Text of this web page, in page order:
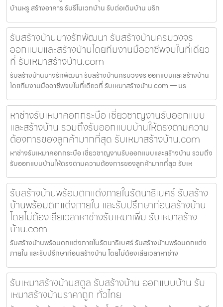
บ้านหรู สร้างอาคาร รับรีโนเวทบ้าน รับต่อเติมบ้าน บริก
รับสร้างบ้านบางรักพัฒนา รับสร้างบ้านครบวงจร
ออกแบบและสร้างบ้านโดยทีมงานมืออาชีพจบในที่เดียว
ที่ รับเหมาสร้างบ้าน.com
รับสร้างบ้านบางรักพัฒนา รับสร้างบ้านครบวงจร ออกแบบและสร้างบ้าน
โดยทีมงานมืออาชีพจบในที่เดียวที่ รับเหมาสร้างบ้าน.com — บร
หาช่างรับเหมาคอกกระบือ เชี่ยวชาญงานรับออกแบบ
และสร้างบ้าน รวมถึงรับออกแบบบ้านให้ตรงตามความ
ต้องการของลูกค้ามากที่สุด รับเหมาสร้างบ้าน.com
หาช่างรับเหมาคอกกระบือ เชี่ยวชาญงานรับออกแบบและสร้างบ้าน รวมถึง
รับออกแบบบ้านให้ตรงตามความต้องการของลูกค้ามากที่สุด รับเห
รับสร้างบ้านพร้อมตกแต่งภายในรัตนาธิเบศร์ รับสร้าง
บ้านพร้อมตกแต่งภายใน และรับปรึกษาก่อนสร้างบ้าน
โดยไม่ต้องเสียเวลาหาช่างรับเหมาเพิ่ม รับเหมาสร้าง
บ้าน.com
รับสร้างบ้านพร้อมตกแต่งภายในรัตนาธิเบศร์ รับสร้างบ้านพร้อมตกแต่ง
ภายใน และรับปรึกษาก่อนสร้างบ้าน โดยไม่ต้องเสียเวลาหาช่าง
รับเหมาสร้างบ้านสตูล รับสร้างบ้าน ออกแบบบ้าน รับ
เหมาสร้างบ้านราคาถูก ทั่วไทย